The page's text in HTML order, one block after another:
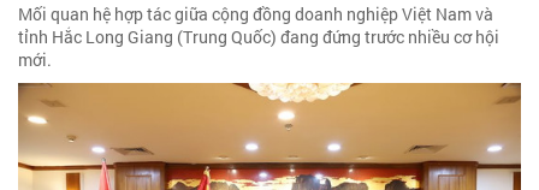
Mối quan hệ hợp tác giữa cộng đồng doanh nghiệp Việt Nam và
tỉnh Hắc Long Giang (Trung Quốc) đang đứng trước nhiều cơ hội
mới.